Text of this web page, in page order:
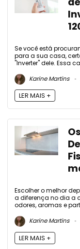
Se você está
para a sua casa,
"Inverter" dele. Essa
Karine Martins
LER MAIS +
Escolher o melhor
a diferença no dia a
odores, aromas e
Karine Martins
LER MAIS +